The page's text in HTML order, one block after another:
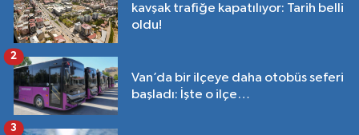
kavşak trafiğe kapatılıyor: Tarih belli
oldu!
Van’da bir ilçeye daha otobüs seferi
başladı: İşte o ilçe…
2
3